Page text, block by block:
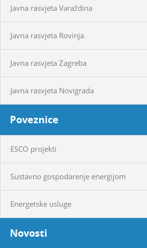
Javna rasvjeta Varaždina
Javna rasvjeta Rovinja
Javna rasvjeta Zagreba
Javna rasvjeta Novigrada
Poveznice
ESCO projekti
Sustavno gospodarenje energijom
Energetske usluge
Novosti